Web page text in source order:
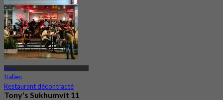
Nana
Italien
Restaurant décontracté
Tony's Sukhumvit 11